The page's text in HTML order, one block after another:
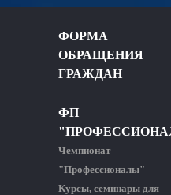
ФОРМА
ОБРАЩЕНИЯ
ГРАЖДАН
ФП
Чемпионат
"Профессионалы"
Курсы, семинары для